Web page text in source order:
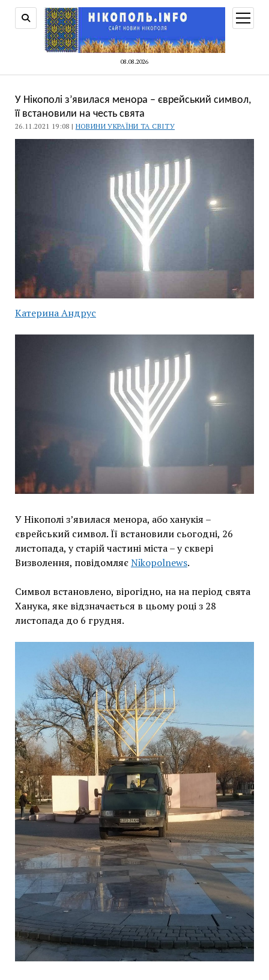
08.08.2026
меню
У Нікополі з’явилася менора – єврейський символ,
її встановили на честь свята
26.11.2021 19:08 | НОВИНИ УКРАЇНИ ТА СВІТУ
Катерина Андрус
У Нікополі з’явилася менора, або ханукія –
єврейський символ. Її встановили сьогодні, 26
листопада, у старій частині міста – у сквері
Визволення, повідомляєNikopolnews.
Символ встановлено, вірогідно, на на період свята
Ханука, яке відзначається в цьому році з 28
листопада до 6 грудня.